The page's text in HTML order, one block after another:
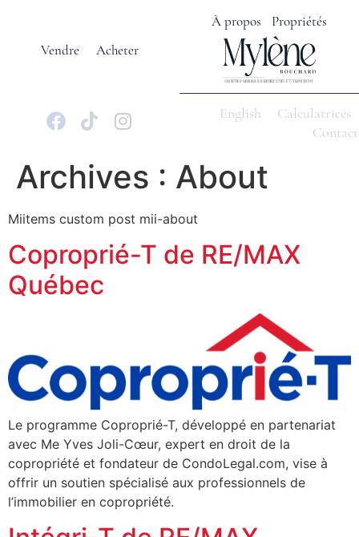
Vendre Acheter
À propos Propriétés
English
Calculatrices
Contact
Archives : About
Miitems custom post mii-about
Coproprié-T de RE/MAX
Québec
Le programme Coproprié-T, développé en partenariat
avec Me Yves Joli-Cœur, expert en droit de la
copropriété et fondateur de CondoLegal.com, vise à
offrir un soutien spécialisé aux professionnels de
l’immobilier en copropriété.